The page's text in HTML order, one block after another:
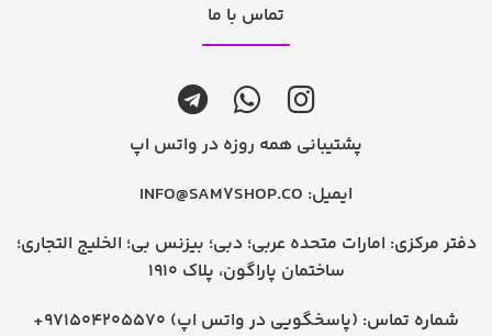
تماس با ما
پشتیبانی همه روزه در واتس اپ
ایمیل: INFO@SAM7SHOP.CO
دفتر مرکزی: امارات متحده عربی؛ دبی؛ بیزنس بی؛ الخلیج التجاری؛
ساختمان پاراگون، پلاک 1910
شماره تماس: +971504205570 (پاسخگویی در واتس اپ)